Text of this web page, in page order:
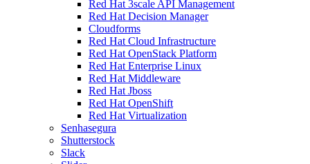
Red Hat 3scale API Management
Red Hat Decision Manager
Cloudforms
Red Hat Cloud Infrastructure
Red Hat OpenStack Platform
Red Hat Enterprise Linux
Red Hat Middleware
Red Hat Jboss
Red Hat OpenShift
Red Hat Virtualization
Senhasegura
Shutterstock
Slack